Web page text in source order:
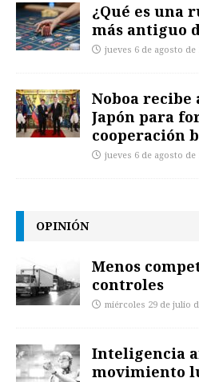
¿Qué es una
más antiguo
jueves 6 de agosto de
Noboa
Japón para
cooperación
jueves 6 de agosto de
OPINIÓN
Menos
controles
miércoles 29 de julio
Inteligencia
movimiento